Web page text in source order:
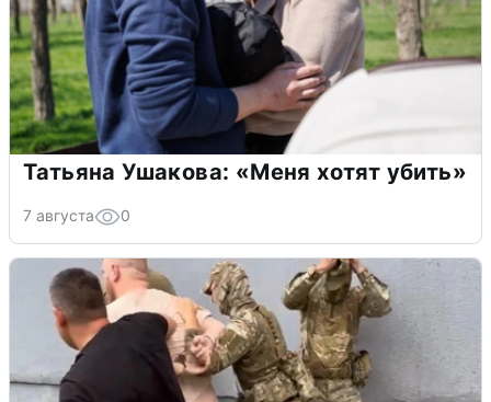
Татьяна Ушакова: «Меня хотят убить»
7 августа 0